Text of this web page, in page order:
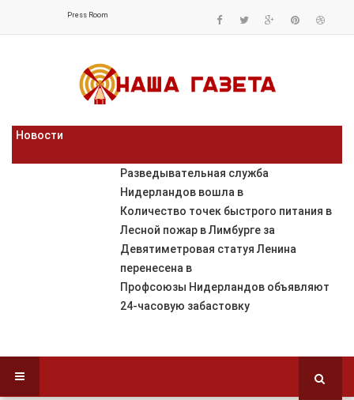
Press Room
Новости
Разведывательная служба
Нидерландов вошла в
Количество точек быстрого питания в
Лесной пожар в Лимбурге за
Девятиметровая статуя Ленина
перенесена в
Профсоюзы Нидерландов объявляют
24-часовую забастовку